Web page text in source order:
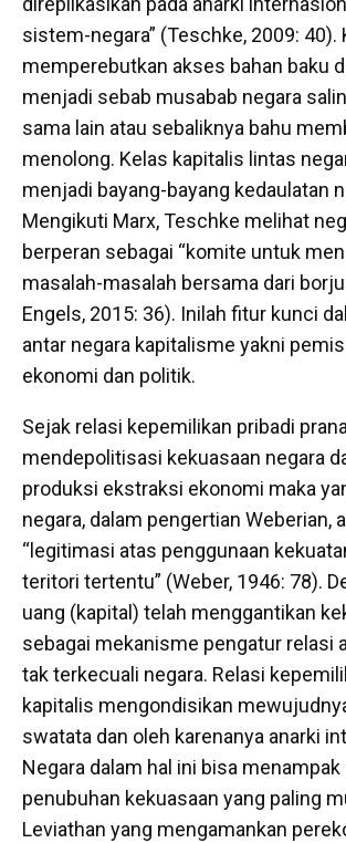
sistem-negara” (Teschke, 2009: 40).
memperebutkan akses bahan baku
menjadi sebab musabab negara
sama lain atau sebaliknya bahu
menolong. Kelas kapitalis lintas
menjadi bayang-bayang kedaulatan
Mengikuti Marx, Teschke melihat
berperan sebagai “komite untuk
masalah-masalah bersama dari
Engels, 2015: 36). Inilah fitur kunci
antar negara kapitalisme yakni
ekonomi dan politik.
Sejak relasi kepemilikan pribadi
mendepolitisasi kekuasaan negara
produksi ekstraksi ekonomi maka
negara, dalam pengertian Weberian,
“legitimasi atas penggunaan
teritori tertentu” (Weber, 1946: 78).
uang (kapital) telah menggantikan
sebagai mekanisme pengatur relasi
tak terkecuali negara. Relasi
kapitalis mengondisikan
swatata dan oleh karenanya anarki
Negara dalam hal ini bisa menampak
penubuhan kekuasaan yang paling
Leviathan yang mengamankan